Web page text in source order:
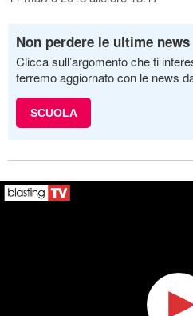
Non perdere le ultime news
Clicca sull’argomento che ti
terremo aggiornato con le news
SCUOLA